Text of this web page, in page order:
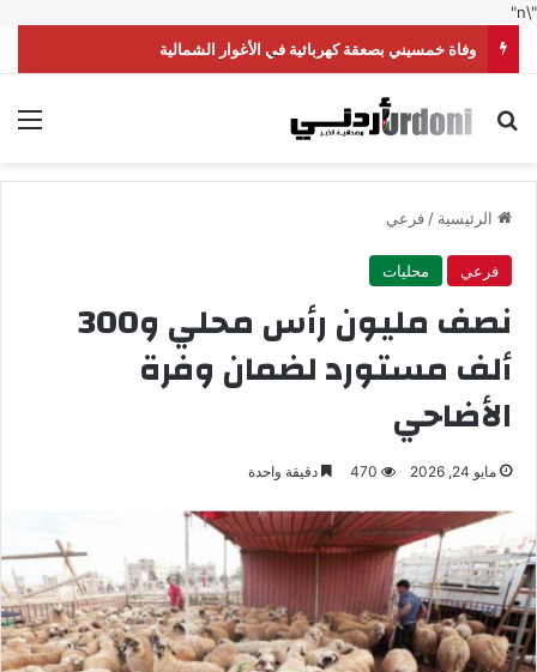
"\n"
وفاة خمسيني بصعقة كهربائية في الأغوار الشمالية
بحث عن
الرئيسية /فرعي
فرعي محليات
نصف مليون رأس محلي و300
ألف مستورد لضمان وفرة
الأضاحي
مايو 24, 2026 470 دقيقة واحدة